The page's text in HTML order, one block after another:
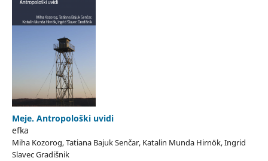
Meje. Antropološki uvidi
efka
Miha Kozorog, Tatiana Bajuk Senčar, Katalin Munda Hirnök, Ingrid
Slavec Gradišnik